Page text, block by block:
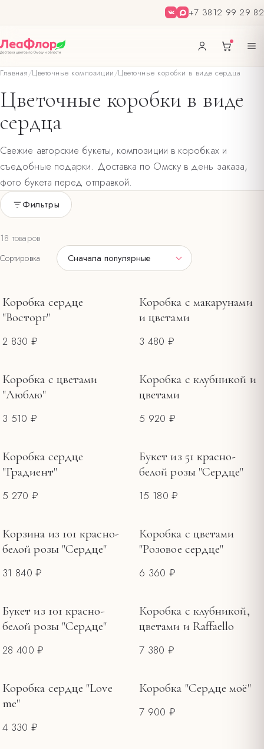
+7 3812 99 29 82
Главная/Цветочные композиции/Цветочные коробки в виде сердца
Цветочные коробки в виде
сердца
Свежие авторские букеты, композиции в коробках и
съедобные подарки. Доставка по Омску в день заказа,
фото букета перед отправкой.
Только в наличии
ЦВЕТ БУКЕТА
Букеты на 8 Марта
Букеты на 14 февраля
ЦЕНА, ₽
Фильтры
18 товаров
Сортировка Сначала популярные
Коробка сердце
"Восторг"
2 830 ₽
Коробка с макарунами
и цветами
3 480 ₽
Коробка с цветами
"Люблю"
3 510 ₽
Коробка с клубникой и
цветами
5 920 ₽
Коробка сердце
"Градиент"
5 270 ₽
Букет из 51 красно-
белой розы "Сердце"
15 180 ₽
Корзина из 101 красно-
белой розы "Сердце"
31 840 ₽
Коробка с цветами
"Розовое сердце"
6 360 ₽
Букет из 101 красно-
белой розы "Сердце"
28 400 ₽
Коробка с клубникой,
цветами и Raffaello
7 380 ₽
Коробка сердце "Love
me"
4 330 ₽
Коробка "Сердце моё"
7 900 ₽